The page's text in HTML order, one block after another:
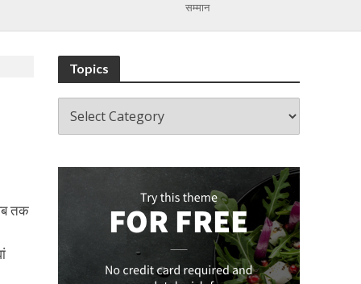
सम्मान
तक
Topics